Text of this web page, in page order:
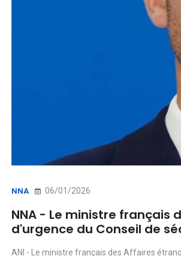
NNA 06/01/2026
NNA - Le ministre français
d'urgence du Conseil de
ANI - Le ministre français des Affaires